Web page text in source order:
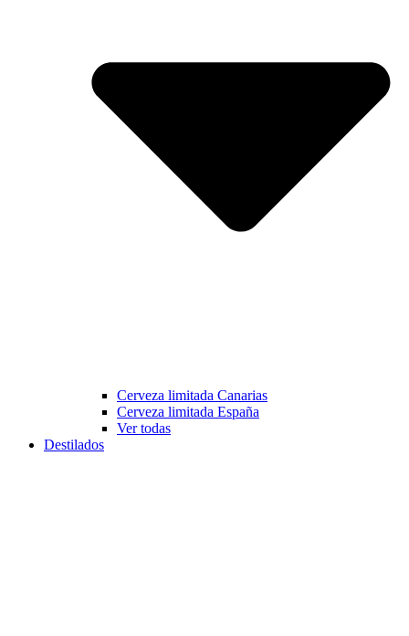
Cerveza limitada Canarias
Cerveza limitada España
Ver todas
Destilados